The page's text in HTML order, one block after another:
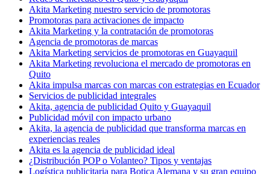
Akita Marketing nuestro servicio de promotoras
Promotoras para activaciones de impacto
Akita Marketing y la contratación de promotoras
Agencia de promotoras de marcas
Akita Marketing servicios de promotoras en Guayaquil
Akita Marketing revoluciona el mercado de promotoras en
Quito
Akita impulsa marcas con marcas con estrategias en Ecuador
Servicios de publicidad integrales
Akita, agencia de publicidad Quito y Guayaquil
Publicidad móvil con impacto urbano
Akita, la agencia de publicidad que transforma marcas en
experiencias reales
Akita es la agencia de publicidad ideal
¿Distribución POP o Volanteo? Tipos y ventajas
Logística publicitaria para Botica Alemana y su gran equipo